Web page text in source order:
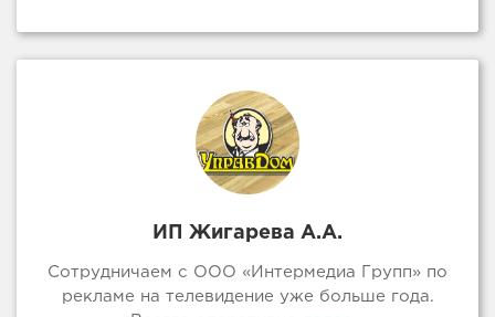
ИП Жигарева А.А.
Сотрудничаем с ООО «Интермедиа Групп» по
рекламе на телевидение уже больше года.